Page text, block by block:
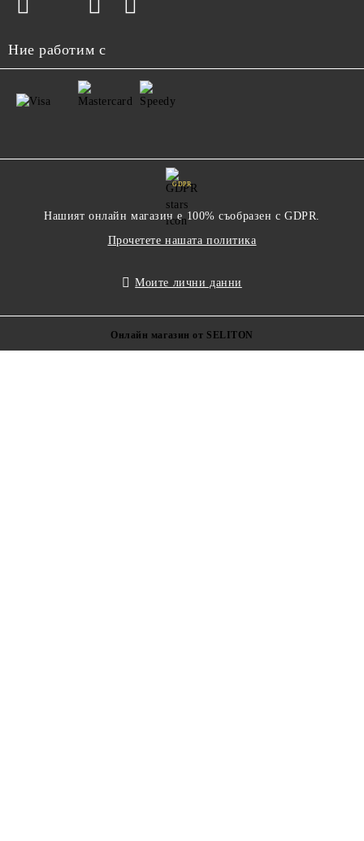
Ние работим с
GDPR
Нашият онлайн магазин е 100% съобразен с GDPR.
Прочетете нашата политика
Моите лични данни
Онлайн магазин от SELITON